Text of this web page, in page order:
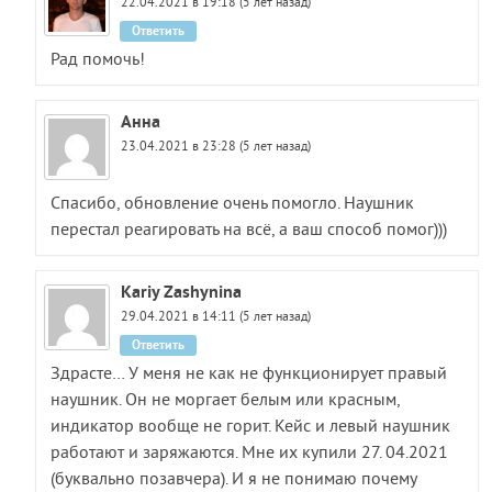
22.04.2021 в 19:18 (5 лет назад)
Рад помочь!
Ответить
Анна
23.04.2021 в 23:28 (5 лет назад)
Спасибо, обновление очень помогло. Наушник
перестал реагировать на всё, а ваш способ помог)))
Kariy Zashynina
29.04.2021 в 14:11 (5 лет назад)
Здрасте… У меня не как не функционирует правый
наушник. Он не моргает белым или красным,
индикатор вообще не горит. Кейс и левый наушник
работают и заряжаются. Мне их купили 27. 04.2021
(буквально позавчера). И я не понимаю почему
Ответить